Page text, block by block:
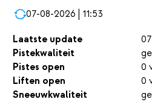
07-08-2026 | 11:53
Laatste update
Pistekwaliteit
Pistes open
0
Liften open
0
Sneeuwkwaliteit